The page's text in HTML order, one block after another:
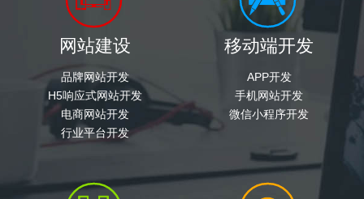
网站建设
品牌网站开发
H5响应式网站开发
电商网站开发
行业平台开发
移动端开发
APP开发
手机网站开发
微信小程序开发